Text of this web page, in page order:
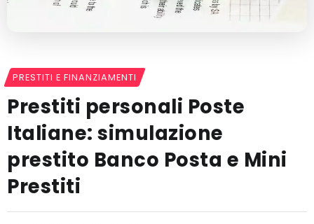
PRESTITI E FINANZIAMENTI
Prestiti personali Poste
Italiane: simulazione
prestito Banco Posta e Mini
Prestiti